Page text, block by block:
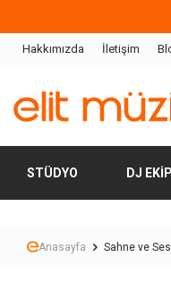
Hakkımızda İletişim
STÜDYO DJ
Anasayfa Sahne ve